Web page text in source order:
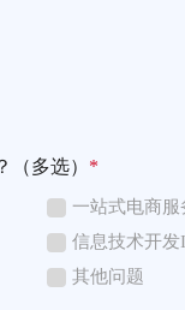
多选） *
一站式电商服
信息技术开发
其他问题